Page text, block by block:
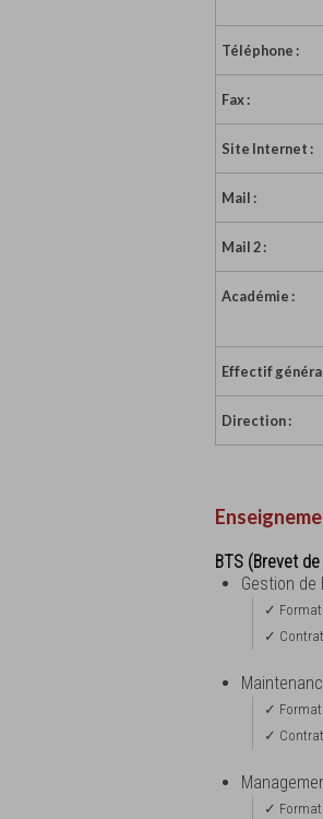
Téléphone :
Fax :
Site Internet :
Mail :
Mail 2 :
Académie :
Effectif
Direction :
BTS (Brevet
Gestion de
✓
✓
✓
✓
✓